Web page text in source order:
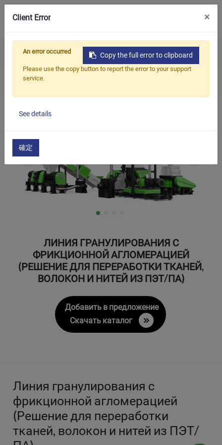
Приложения
О предприятии
Связаться с нами
简体中文 English (US)
Home Products
Вспомогательная машина
Линия гранулирования с фрикционной агломерацией
(Решение для переработки тканей, волокон и нитей из
ЛИНИЯ ГРАНУЛИРОВАНИЯ С
ФРИКЦИОННОЙ АГЛОМЕРАЦИЕЙ
(РЕШЕНИЕ ДЛЯ ПЕРЕРАБОТКИ ТКАНЕЙ,
ВОЛОКОН И НИТЕЙ ИЗ ПЭТ/ПА)
Добавить в предложение
Скачать каталог
Линия гранулирования с
фрикционной агломерацией
(Решение для переработки
тканей, волокон и нитей из ПЭТ/
Client Error ×
Copy the full error to clipboard
An error occurred
Please use the copy button to report the error to your support
service.
See details
確定